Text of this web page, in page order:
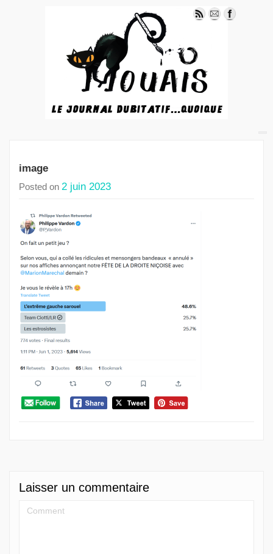
image
Posted on 2 juin 2023
Laisser un commentaire